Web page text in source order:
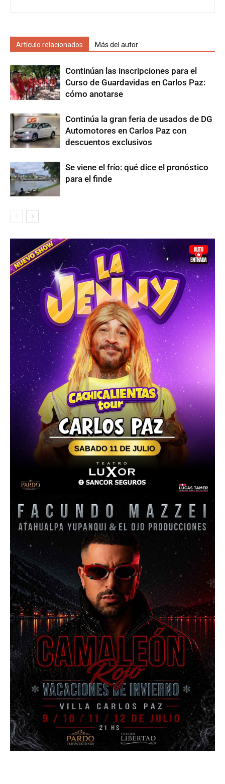
Artículo relacionados Más del autor
Continúan las inscripciones para el
Curso de Guardavidas en Carlos Paz:
cómo anotarse
Continúa la gran feria de usados de DG
Automotores en Carlos Paz con
descuentos exclusivos
Se viene el frío: qué dice el pronóstico
para el finde